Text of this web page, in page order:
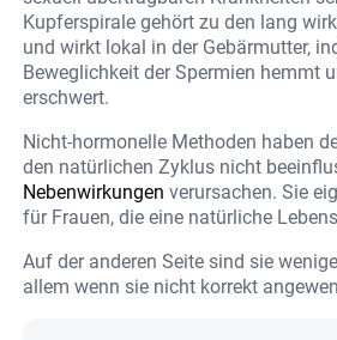
Kupferspirale gehört zu den lang
und wirkt lokal in der Gebärmutter,
Beweglichkeit der Spermien hemmt
erschwert.
Nicht-hormonelle Methoden haben
den natürlichen Zyklus nicht
Nebenwirkungen verursachen. Sie
für Frauen, die eine natürliche
Auf der anderen Seite sind sie
allem wenn sie nicht korrekt